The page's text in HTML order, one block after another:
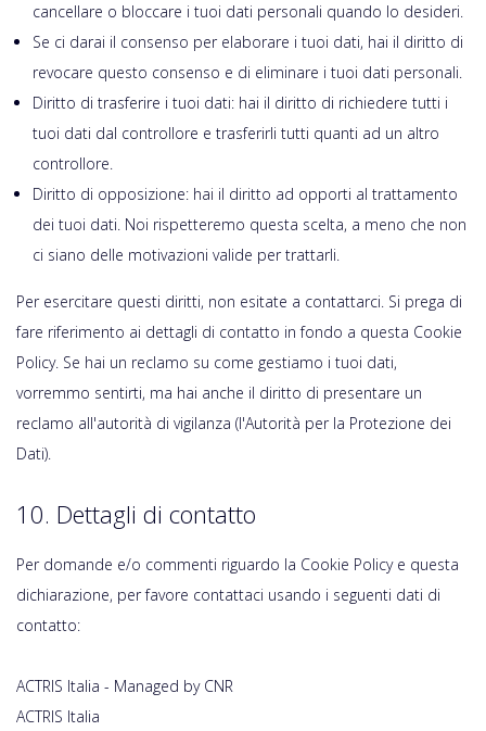
cancellare o bloccare i tuoi dati personali quando lo desideri.
Se ci darai il consenso per elaborare i tuoi dati, hai il diritto di
revocare questo consenso e di eliminare i tuoi dati personali.
Diritto di trasferire i tuoi dati: hai il diritto di richiedere tutti i
tuoi dati dal controllore e trasferirli tutti quanti ad un altro
controllore.
Diritto di opposizione: hai il diritto ad opporti al trattamento
dei tuoi dati. Noi rispetteremo questa scelta, a meno che non
ci siano delle motivazioni valide per trattarli.
Per esercitare questi diritti, non esitate a contattarci. Si prega di
fare riferimento ai dettagli di contatto in fondo a questa Cookie
Policy. Se hai un reclamo su come gestiamo i tuoi dati,
vorremmo sentirti, ma hai anche il diritto di presentare un
reclamo all'autorità di vigilanza (l'Autorità per la Protezione dei
Dati).
10. Dettagli di contatto
Per domande e/o commenti riguardo la Cookie Policy e questa
dichiarazione, per favore contattaci usando i seguenti dati di
contatto:
ACTRIS Italia - Managed by CNR
ACTRIS Italia